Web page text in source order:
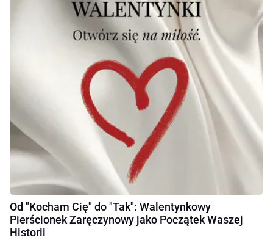
Od "Kocham Cię" do "Tak": Walentynkowy
Pierścionek Zaręczynowy jako Początek Waszej
Historii